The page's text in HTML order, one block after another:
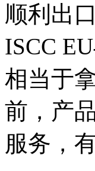
顺利出
ISCC
相当于
前，产
服务，